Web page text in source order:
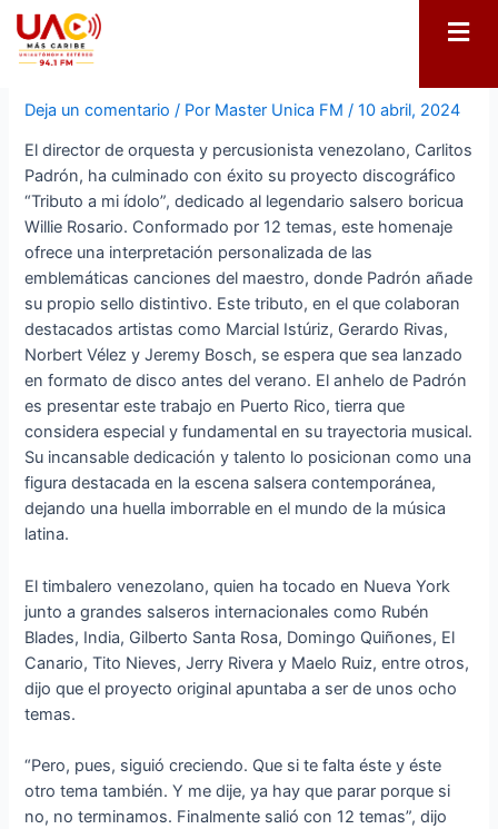
Lo nuevo de ‘Mr. Afinque’
Deja un comentario / Por Master Unica FM/10 abril, 2024
El director de orquesta y percusionista venezolano, Carlitos
Padrón, ha culminado con éxito su proyecto discográfico
“Tributo a mi ídolo”, dedicado al legendario salsero boricua
Willie Rosario. Conformado por 12 temas, este homenaje
ofrece una interpretación personalizada de las
emblemáticas canciones del maestro, donde Padrón añade
su propio sello distintivo. Este tributo, en el que colaboran
destacados artistas como Marcial Istúriz, Gerardo Rivas,
Norbert Vélez y Jeremy Bosch, se espera que sea lanzado
en formato de disco antes del verano. El anhelo de Padrón
es presentar este trabajo en Puerto Rico, tierra que
considera especial y fundamental en su trayectoria musical.
Su incansable dedicación y talento lo posicionan como una
figura destacada en la escena salsera contemporánea,
dejando una huella imborrable en el mundo de la música
latina.
El timbalero venezolano, quien ha tocado en Nueva York
junto a grandes salseros internacionales como Rubén
Blades, India, Gilberto Santa Rosa, Domingo Quiñones, El
Canario, Tito Nieves, Jerry Rivera y Maelo Ruiz, entre otros,
dijo que el proyecto original apuntaba a ser de unos ocho
temas.
“Pero, pues, siguió creciendo. Que si te falta éste y éste
otro tema también. Y me dije, ya hay que parar porque si
no, no terminamos. Finalmente salió con 12 temas”, dijo